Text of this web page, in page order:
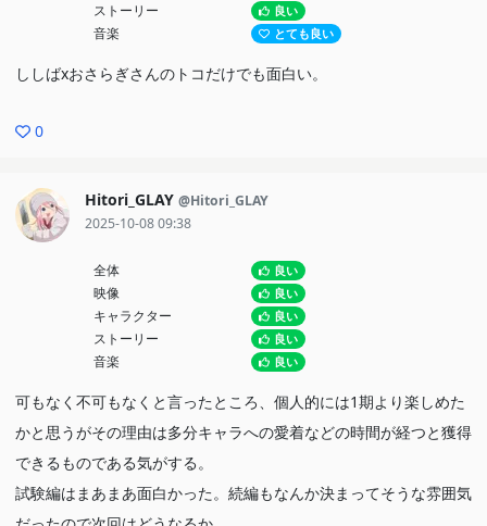
ストーリー 良い
音楽 とても良い
ししばxおさらぎさんのトコだけでも面白い。
0
Hitori_GLAY @Hitori_GLAY
2025-10-08 09:38
全体 良い
映像 良い
キャラクター 良い
ストーリー 良い
音楽 良い
可もなく不可もなくと言ったところ、個人的には1期より楽しめた
かと思うがその理由は多分キャラへの愛着などの時間が経つと獲得
できるものである気がする。
試験編はまあまあ面白かった。続編もなんか決まってそうな雰囲気